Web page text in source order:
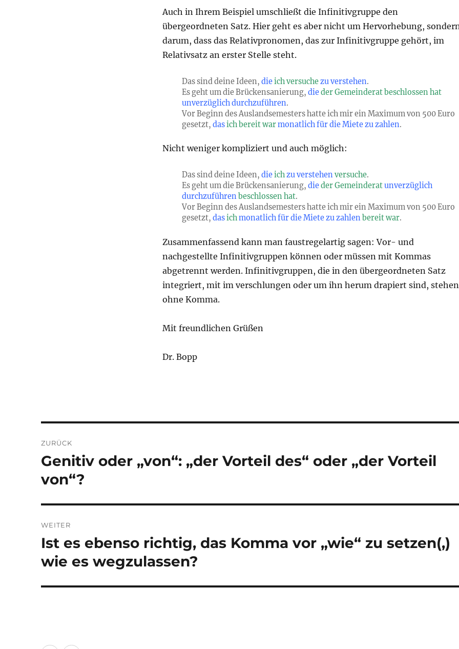
Auch in Ihrem Beispiel umschließt die Infinitivgruppe den
übergeordneten Satz. Hier geht es aber nicht um Hervorhebung,
darum, dass das Relativpronomen, das zur Infinitivgruppe gehört, im
Relativsatz an erster Stelle steht.
Das sind deine Ideen,dieich versuchezu verstehen.
Es geht um die Brückensanierung,dieder Gemeinderat beschlossen hat
unverzüglich durchzuführen.
Vor Beginn des Auslandsemesters hatte ich mir ein Maximum von 500 Euro
gesetzt,dasich bereit warmonatlich für die Miete zu zahlen.
Nicht weniger kompliziert und auch möglich:
Das sind deine Ideen,dieichzu verstehenversuche.
Es geht um die Brückensanierung,dieder Gemeinderatunverzüglich
durchzuführen beschlossen hat.
Vor Beginn des Auslandsemesters hatte ich mir ein Maximum von 500 Euro
gesetzt,dasichmonatlich für die Miete zu zahlen bereit war.
Zusammenfassend kann man faustregelartig sagen: Vor- und
nachgestellte Infinitivgruppen können oder müssen mit Kommas
abgetrennt werden. Infinitivgruppen, die in den übergeordneten Satz
integriert, mit im verschlungen oder um ihn herum drapiert sind, stehen
ohne Komma.
Mit freundlichen Grüßen
Dr. Bopp
ZURÜCK
Vorheriger
Beitrag:
Genitiv oder „von“: „der Vorteil des“ oder „der Vorteil
von“?
WEITER
Nächster
Beitrag:
Ist es ebenso richtig, das Komma vor „wie“ zu setzen(,)
wie es wegzulassen?